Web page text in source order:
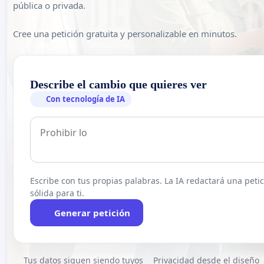
pública o privada.
Cree una petición gratuita y personalizable en minutos.
Describe el cambio que quieres ver
Con tecnología de IA
Escribe con tus propias palabras. La IA redactará una
sólida para ti.
Generar petición
Tus datos siguen siendo tuyos Privacidad desde el diseño